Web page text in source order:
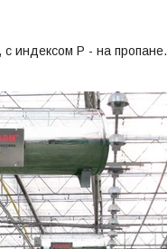
индексом P - на пропане.